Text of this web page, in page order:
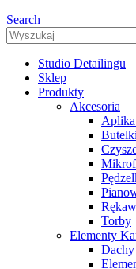
Search
Studio Detailingu
Sklep
Produkty
Akcesoria
Torby
Elementy